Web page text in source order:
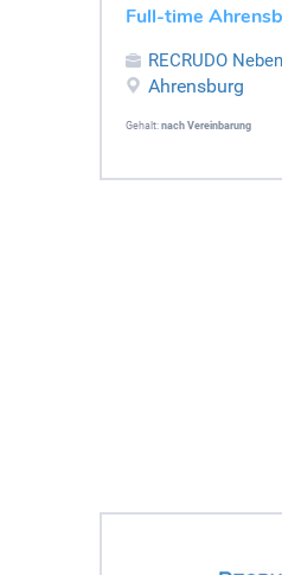
Full-time
RECRUDO
Ahrensburg
Gehalt: nach Vereinbarung